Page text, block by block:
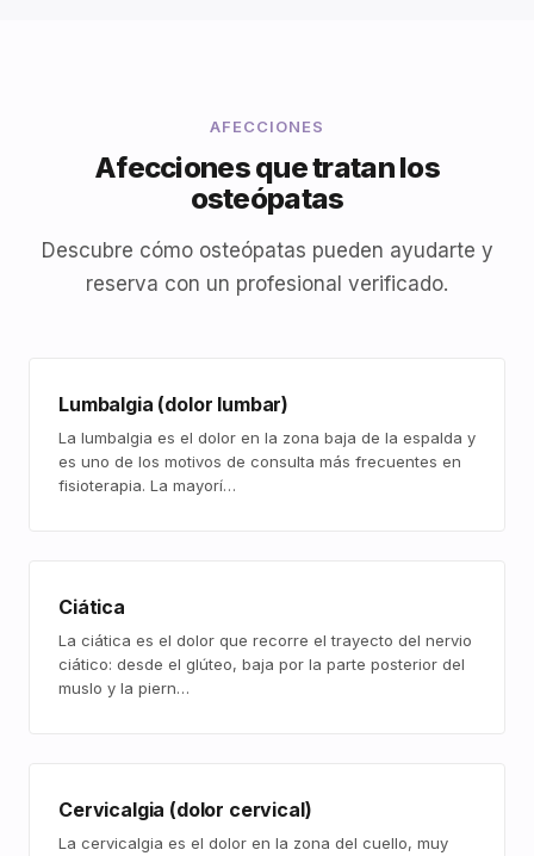
AFECCIONES
Afecciones que tratan los
osteópatas
Descubre cómo osteópatas pueden ayudarte y
reserva con un profesional verificado.
Lumbalgia (dolor lumbar)
La lumbalgia es el dolor en la zona baja de la espalda y
es uno de los motivos de consulta más frecuentes en
fisioterapia. La mayorí…
Ciática
La ciática es el dolor que recorre el trayecto del nervio
ciático: desde el glúteo, baja por la parte posterior del
muslo y la piern…
Cervicalgia (dolor cervical)
La cervicalgia es el dolor en la zona del cuello, muy